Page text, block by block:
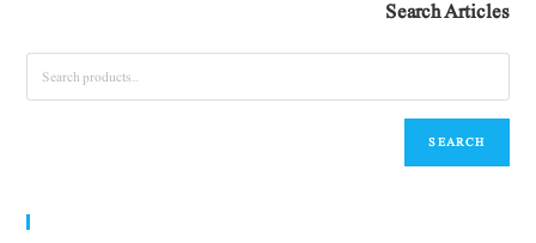
Search Articles
SEARCH